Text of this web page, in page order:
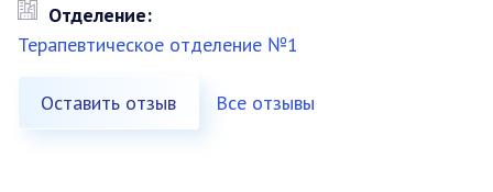
Отделение:
Терапевтическое отделение №1
Оставить отзыв Все отзывы